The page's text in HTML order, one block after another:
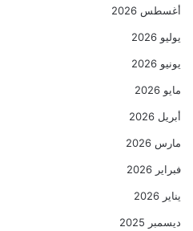
أغسطس 2026
يوليو 2026
يونيو 2026
مايو 2026
أبريل 2026
مارس 2026
فبراير 2026
يناير 2026
ديسمبر 2025